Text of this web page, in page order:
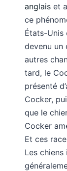
anglais et
ce
États-Unis
devenu un
autres
tard, le
présenté
Cocker,
que le
Cocker
Et ces
Les